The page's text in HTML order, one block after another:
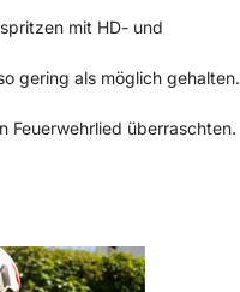
mit HD- und
gering als möglich gehalten.
Feuerwehrlied überraschten.